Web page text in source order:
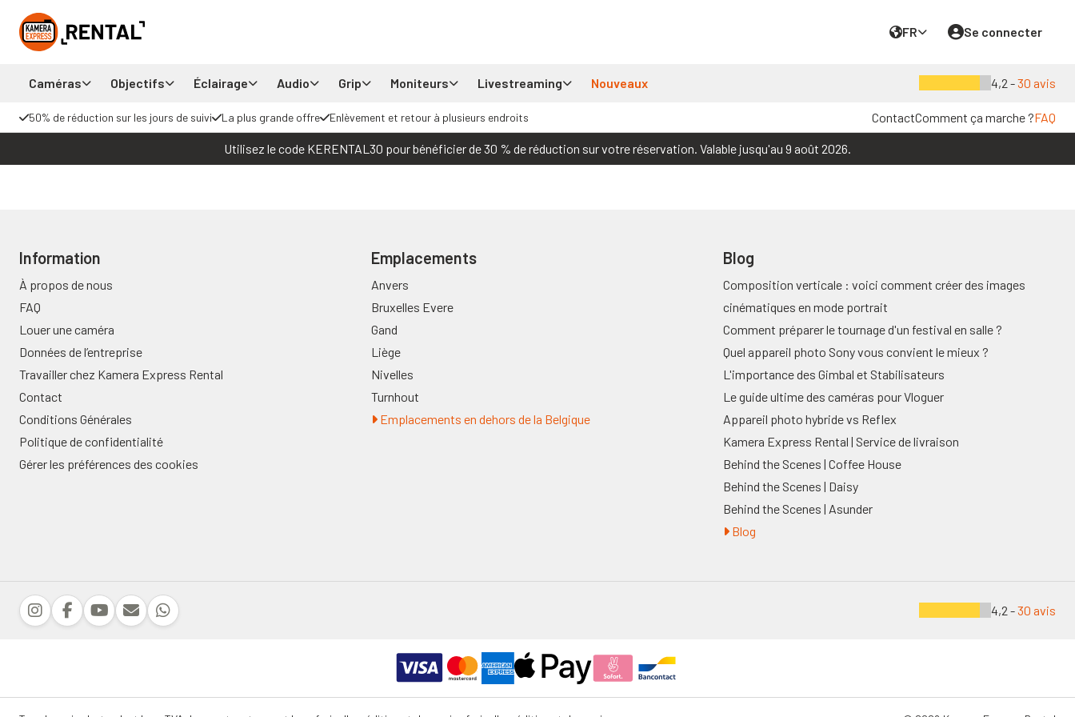
FR Se connecter
Caméras Objectifs Éclairage Audio Grip Moniteurs Livestreaming Nouveaux 4,2 -30 avis
50% de réduction sur les jours de suivi La plus grande offre Enlèvement et retour à plusieurs endroits ContactComment ça marche ?FAQ
Utilisez le code KERENTAL30 pour bénéficier de 30 % de réduction sur votre réservation. Valable jusqu'au 9 août 2026.
Information
À propos de nous
FAQ
Louer une caméra
Données de l’entreprise
Travailler chez Kamera Express Rental
Contact
Conditions Générales
Politique de confidentialité
Gérer les préférences des cookies
Emplacements
Anvers
Bruxelles Evere
Gand
Liège
Nivelles
Turnhout
Emplacements en dehors de la Belgique
Blog
Composition verticale : voici comment créer des images
cinématiques en mode portrait
Comment préparer le tournage d'un festival en salle ?
Quel appareil photo Sony vous convient le mieux ?
L'importance des Gimbal et Stabilisateurs
Le guide ultime des caméras pour Vloguer
Appareil photo hybride vs Reflex
Kamera Express Rental | Service de livraison
Behind the Scenes | Coffee House
Behind the Scenes | Daisy
Behind the Scenes | Asunder
Blog
4,2 -30 avis